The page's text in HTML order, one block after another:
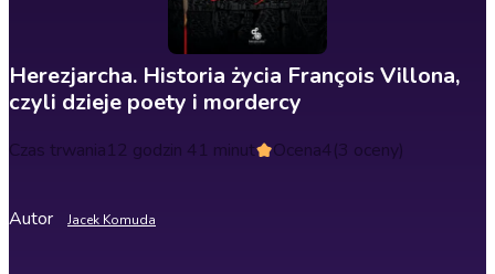
Herezjarcha. Historia życia François Villona,
czyli dzieje poety i mordercy
Czas trwania12 godzin 41 minut Ocena4(3 oceny)
Autor Jacek Komuda